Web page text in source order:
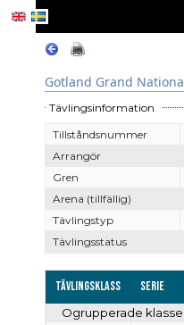
Gotland Grand
Tävlingsinformation
Tillståndsnummer
Arrangör
Gren
Arena (tillfällig)
Tävlingstyp
Tävlingsstatus
Tävlingsklass Serie
Ogrupperade